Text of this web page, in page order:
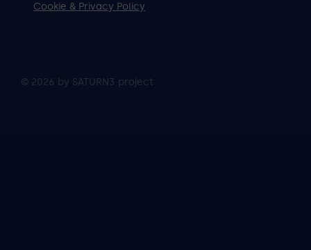
Cookie & Privacy Policy
© 2026 by SATURN3 project